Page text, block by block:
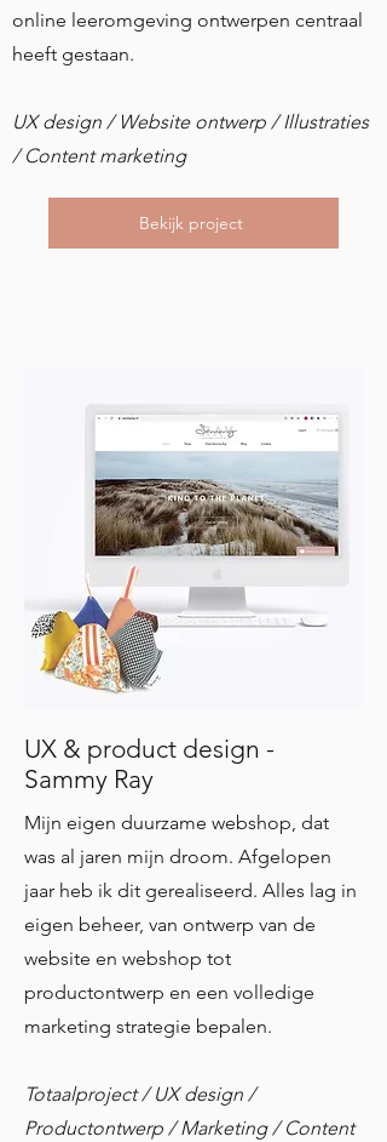
online leeromgeving ontwerpen centraal
heeft gestaan.
UX design / Website ontwerp / Illustraties
/ Content marketing
Bekijk project
UX & product design -
Sammy Ray
Mijn eigen duurzame webshop, dat
was al jaren mijn droom. Afgelopen
jaar heb ik dit gerealiseerd. Alles lag in
eigen beheer, van ontwerp van de
website en webshop tot
productontwerp en een volledige
marketing strategie bepalen.
Totaalproject / UX design /
Productontwerp / Marketing / Content